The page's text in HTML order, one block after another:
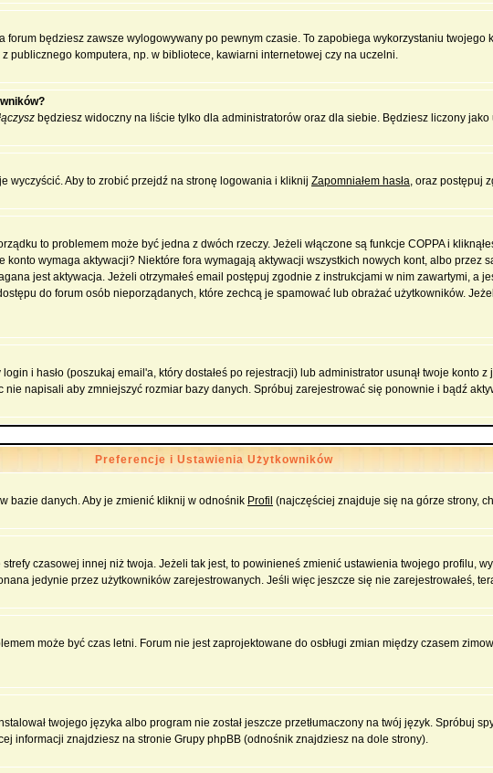
forum będziesz zawsze wylogowywany po pewnym czasie. To zapobiega wykorzystaniu twojego
publicznego komputera, np. w bibliotece, kawiarni internetowej czy na uczelni.
będziesz widoczny na liście tylko dla administratorów oraz dla siebie. Będziesz liczony jako
wyczyścić. Aby to zrobić przejdź na stronę logowania i kliknij Zapomniałem hasła, oraz postępuj
to problemem może być jedna z dwóch rzeczy. Jeżeli włączone są funkcje COPPA i
wymaga aktywacji? Niektóre fora wymagają aktywacji wszystkich nowych kont, albo przez
jest aktywacja. Jeżeli otrzymałeś email postępuj zgodnie z instrukcjami w nim zawartymi, a
do forum osób nieporządanych, które zechcą je spamować lub obrażać użytkowników.
i hasło (poszukaj email'a, który dostałeś po rejestracji) lub administrator usunął twoje konto
napisali aby zmniejszyć rozmiar bazy danych. Spróbuj zarejestrować się ponownie i bądź
Preferencje i Ustawienia Użytkowników
bazie danych. Aby je zmienić kliknij w odnośnik Profil (najczęściej znajduje się na górze strony,
czasowej innej niż twoja. Jeżeli tak jest, to powinieneś zmienić ustawienia twojego profilu,
jedynie przez użytkowników zarejestrowanych. Jeśli więc jeszcze się nie zarejestrowałeś,
może być czas letni. Forum nie jest zaprojektowane do osbługi zmian między czasem
twojego języka albo program nie został jeszcze przetłumaczony na twój język. Spróbuj
informacji znajdziesz na stronie Grupy phpBB (odnośnik znajdziesz na dole strony).